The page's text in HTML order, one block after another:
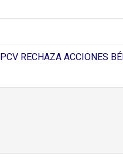
PCV RECHAZA ACCIONES